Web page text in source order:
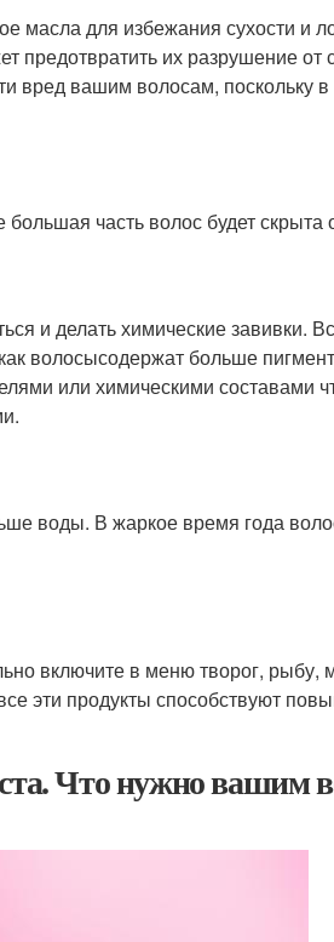
масла для избежания сухости и
предотвратить их разрушение от
вред вашим волосам, поскольку
часть волос будет скрыта
и делать химические завивки.
волосысодержат больше
или химическими составами
воды. В жаркое время года
включите в меню творог, рыбу,
эти продукты способствуют
Что нужно вашим